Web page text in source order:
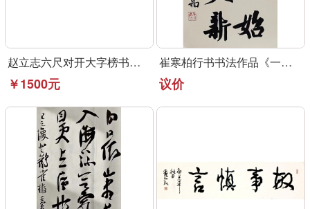
赵立志六尺对开大字榜书作品《永受嘉福》
￥1500元
崔寒柏行书书法作品《一元复始》可定制
议价